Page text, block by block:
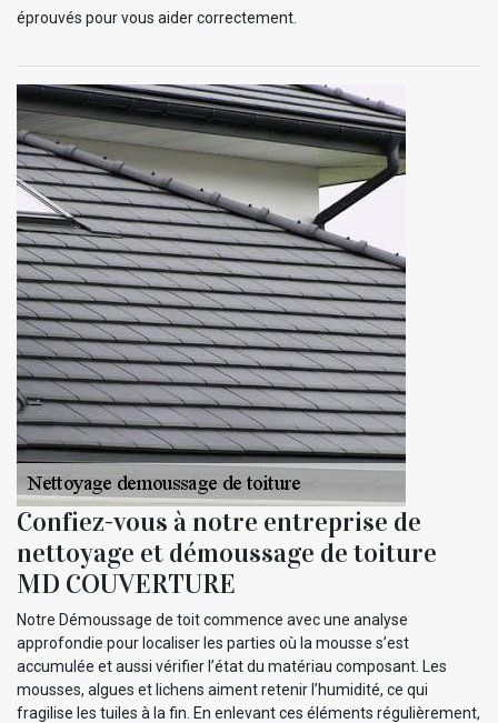
éprouvés pour vous aider correctement.
Confiez-vous à notre entreprise de
nettoyage et démoussage de toiture
MD COUVERTURE
Notre Démoussage de toit commence avec une analyse
approfondie pour localiser les parties où la mousse s’est
accumulée et aussi vérifier l’état du matériau composant. Les
mousses, algues et lichens aiment retenir l’humidité, ce qui
fragilise les tuiles à la fin. En enlevant ces éléments régulièrement,